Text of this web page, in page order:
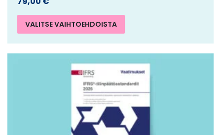
VALITSE VAIHTOEHDOISTA